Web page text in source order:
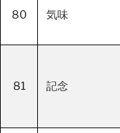
80 気味
81 記念